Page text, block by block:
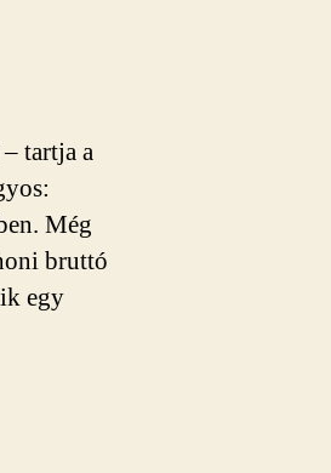
tartja a
Még
bruttó
egy